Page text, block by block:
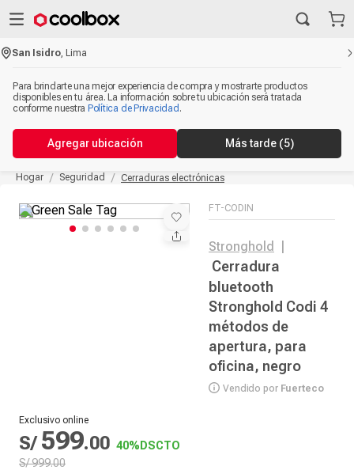
San Isidro ,Lima
Para brindarte una mejor experiencia de compra y mostrarte productos
disponibles en tu área. La información sobre tu ubicación será tratada
conforme nuestra Política de Privacidad .
Agregar ubicación Más tarde (5)
Hogar Seguridad Cerraduras electrónicas
FT-CODIN
Stronghold
Cerradura
bluetooth
Stronghold Codi 4
métodos de
apertura, para
oficina, negro
Vendido por Fuerteco
Exclusivo online
S/ 599.00 40% DSCTO
S/999.00